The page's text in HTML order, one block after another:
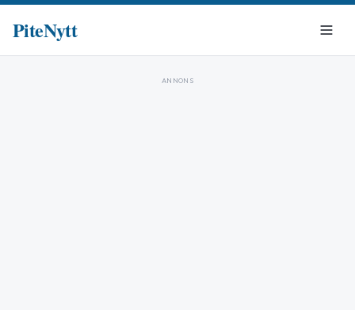
PiteNytt
ANNONS